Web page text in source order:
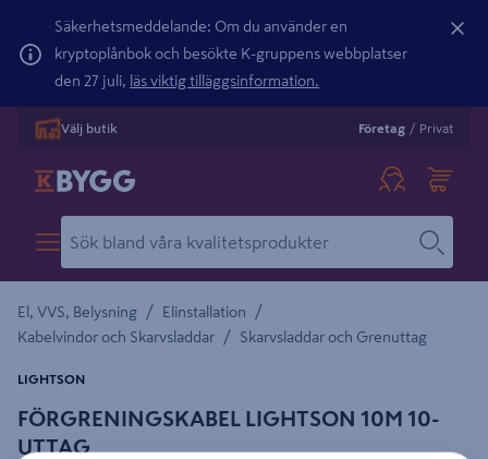
Säkerhetsmeddelande: Om du använder en
kryptoplånbok och besökte K-gruppens webbplatser
den 27 juli, läs viktig tilläggsinformation.
Välj butik Företag / Privat
El, VVS, Belysning / Elinstallation /
Kabelvindor och Skarvsladdar / Skarvsladdar och Grenuttag
FÖRGRENINGSKABEL LIGHTSON 10M 10-
UTTAG
LIGHTSON